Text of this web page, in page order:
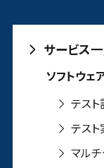
サービス
ソフトウェ
テス
テス
マルチ